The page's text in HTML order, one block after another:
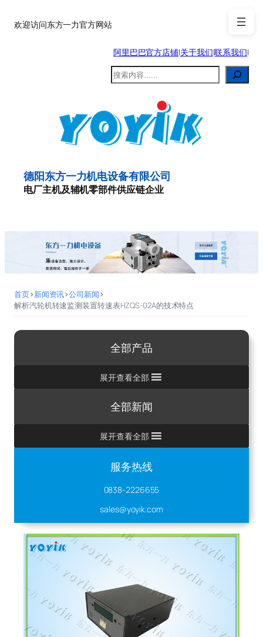
至欢迎访问东方一力官方网站
阿里巴巴官方店铺|关于我们|联系我们|
搜
索
德阳东方一力机电设备有限公司
电厂主机及辅机零部件供应链企业
首页>新闻资讯>公司新闻>
解析汽轮机转速监测装置转速表HZQS-02A的技术特点
全部产品
展开查看全部
全部新闻
展开查看全部
服务热线
0838-2226655
sales@yoyik.com